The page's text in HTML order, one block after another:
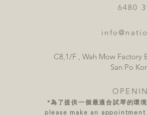
6480
C8,1/F , Wah Mow
San Po
*為了提供一個最適合試琴的環
please make an